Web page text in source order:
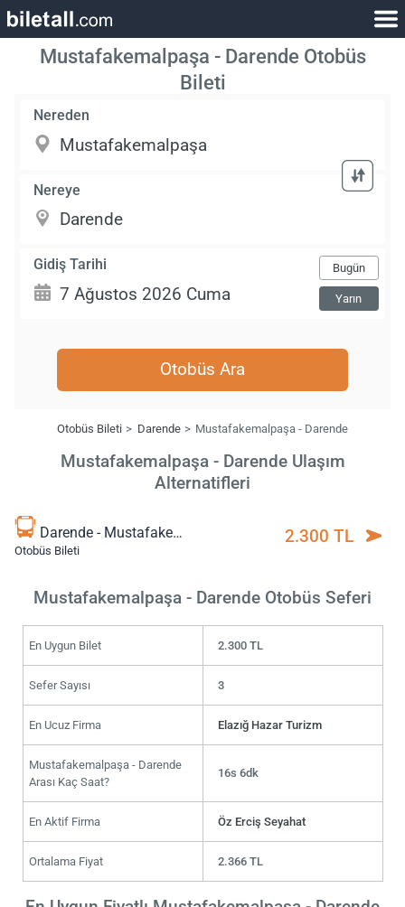
Mustafakemalpaşa - Darende Otobüs
Bileti
Nereden
Nereye
Gidiş Tarihi Bugün
Yarın
Otobüs Ara
Otobüs Bileti Darende Mustafakemalpaşa - Darende
Mustafakemalpaşa - Darende Ulaşım
Alternatifleri
Darende - Mustafakemalpaşa
Otobüs Bileti
2.300 TL
Mustafakemalpaşa - Darende Otobüs Seferi
En Uygun Bilet 2.300 TL
Sefer Sayısı 3
En Ucuz Firma Elazığ Hazar Turizm
Mustafakemalpaşa - Darende
Arası Kaç Saat?
16s 6dk
En Aktif Firma Öz Erciş Seyahat
Ortalama Fiyat 2.366 TL